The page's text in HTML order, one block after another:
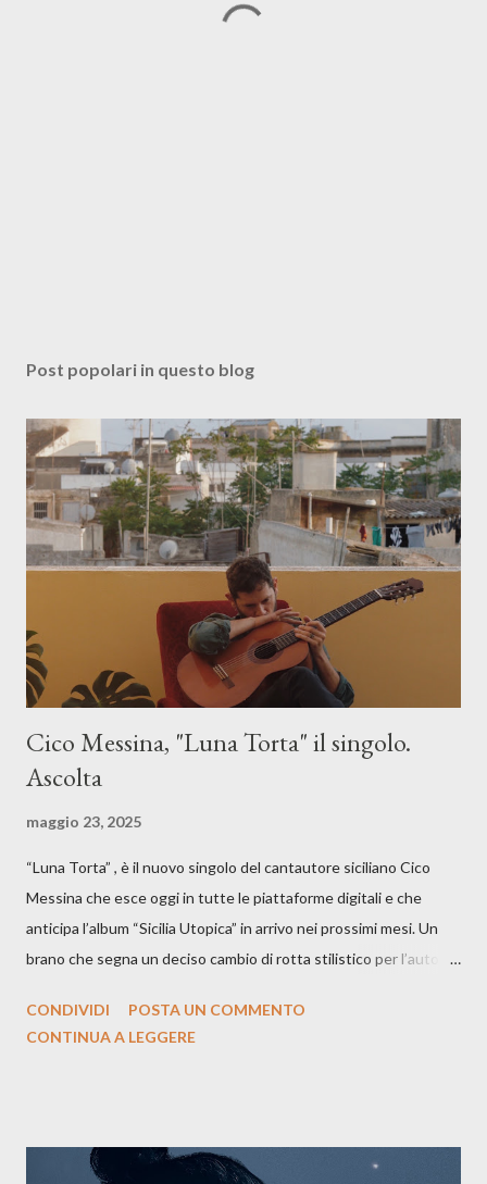
Post popolari in questo blog
Cico Messina, "Luna Torta" il singolo.
Ascolta
maggio 23, 2025
“Luna Torta” , è il nuovo singolo del cantautore siciliano Cico
Messina che esce oggi in tutte le piattaforme digitali e che
anticipa l’album “Sicilia Utopica” in arrivo nei prossimi mesi. Un
brano che segna un deciso cambio di rotta stilistico per l’autore
testo ibrido tra italiano e siciliano, e un’urgenza espressiva che
La canzone racconta la difficoltà di creare, e perfino di esistere,
CONDIVIDI
POSTA UN COMMENTO
CONTINUA A LEGGERE